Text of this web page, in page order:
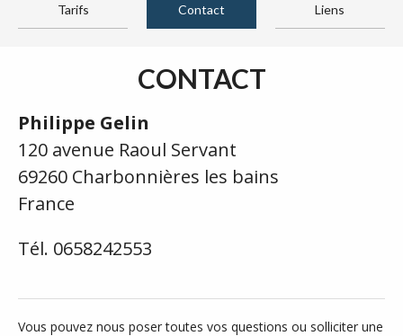
Tarifs Contact Liens
CONTACT
Philippe Gelin
120 avenue Raoul Servant
69260 Charbonnières les bains
France
Tél. 0658242553
Vous pouvez nous poser toutes vos questions ou solliciter une